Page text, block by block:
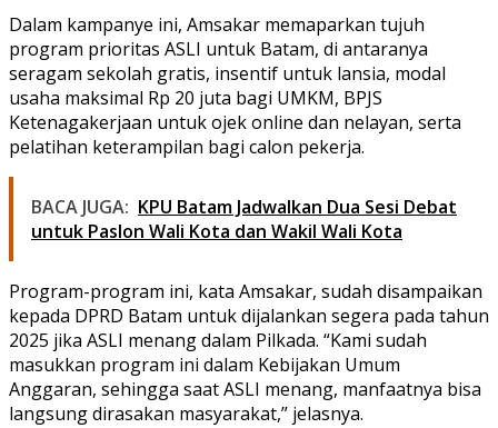
Dalam kampanye ini, Amsakar memaparkan tujuh
program prioritas ASLI untuk Batam, di antaranya
seragam sekolah gratis, insentif untuk lansia, modal
usaha maksimal Rp 20 juta bagi UMKM, BPJS
Ketenagakerjaan untuk ojek online dan nelayan, serta
pelatihan keterampilan bagi calon pekerja.
BACA JUGA: KPU Batam Jadwalkan Dua Sesi Debat
untuk Paslon Wali Kota dan Wakil Wali Kota
Program-program ini, kata Amsakar, sudah disampaikan
kepada DPRD Batam untuk dijalankan segera pada tahun
2025 jika ASLI menang dalam Pilkada. “Kami sudah
masukkan program ini dalam Kebijakan Umum
Anggaran, sehingga saat ASLI menang, manfaatnya bisa
langsung dirasakan masyarakat,” jelasnya.